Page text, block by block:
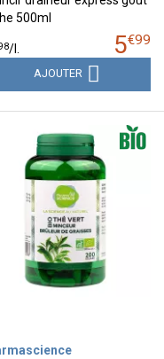
500ml
5€99
/l.
AJOUTER